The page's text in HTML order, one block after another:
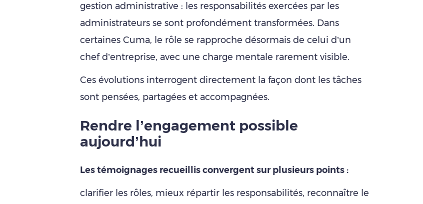
gestion administrative : les responsabilités exercées par les
administrateurs se sont profondément transformées. Dans
certaines Cuma, le rôle se rapproche désormais de celui d’un
chef d’entreprise, avec une charge mentale rarement visible.
Ces évolutions interrogent directement la façon dont les tâches
sont pensées, partagées et accompagnées.
Rendre l’engagement possible
aujourd’hui
Les témoignages recueillis convergent sur plusieurs points :
clarifier les rôles, mieux répartir les responsabilités, reconnaître le